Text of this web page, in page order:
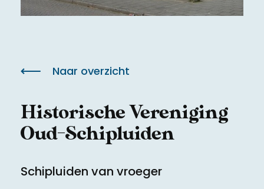
Historische Vereniging
Oud-Schipluiden
Schipluiden van vroeger
Naar overzicht